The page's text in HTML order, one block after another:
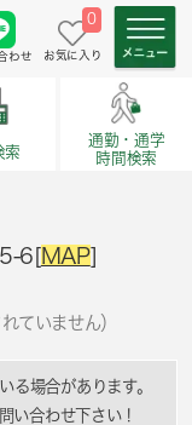
わせ
0
お気に入り
索
通勤・通学
時間検索
6[MAP]
ていません）
る場合があります。
い合わせ下さい！